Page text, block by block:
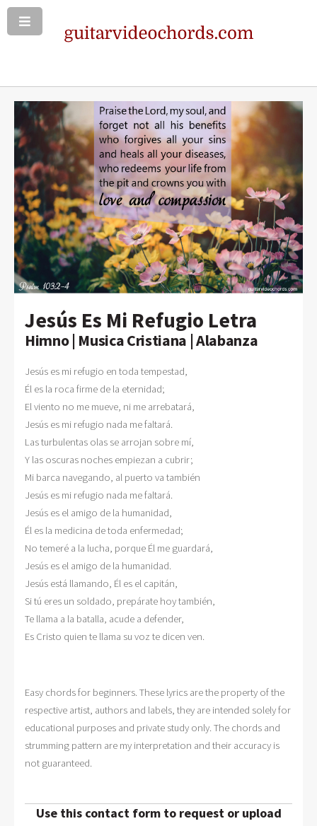
Jesús Es Mi Refugio Letra
Himno | Musica Cristiana | Alabanza
Jesús es mi refugio en toda tempestad,
Él es la roca firme de la eternidad;
El viento no me mueve, ni me arrebatará,
Jesús es mi refugio nada me faltará.
Las turbulentas olas se arrojan sobre mí,
Y las oscuras noches empiezan a cubrir;
Mi barca navegando, al puerto va también
Jesús es mi refugio nada me faltará.
Jesús es el amigo de la humanidad,
Él es la medicina de toda enfermedad;
No temeré a la lucha, porque Él me guardará,
Jesús es el amigo de la humanidad.
Jesús está llamando, Él es el capitán,
Si tú eres un soldado, prepárate hoy también,
Te llama a la batalla, acude a defender,
Es Cristo quien te llama su voz te dicen ven.
Easy chords for beginners. These lyrics are the property of the
respective artist, authors and labels, they are intended solely for
educational purposes and private study only. The chords and
strumming pattern are my interpretation and their accuracy is
not guaranteed.
Use this contact form to request or upload